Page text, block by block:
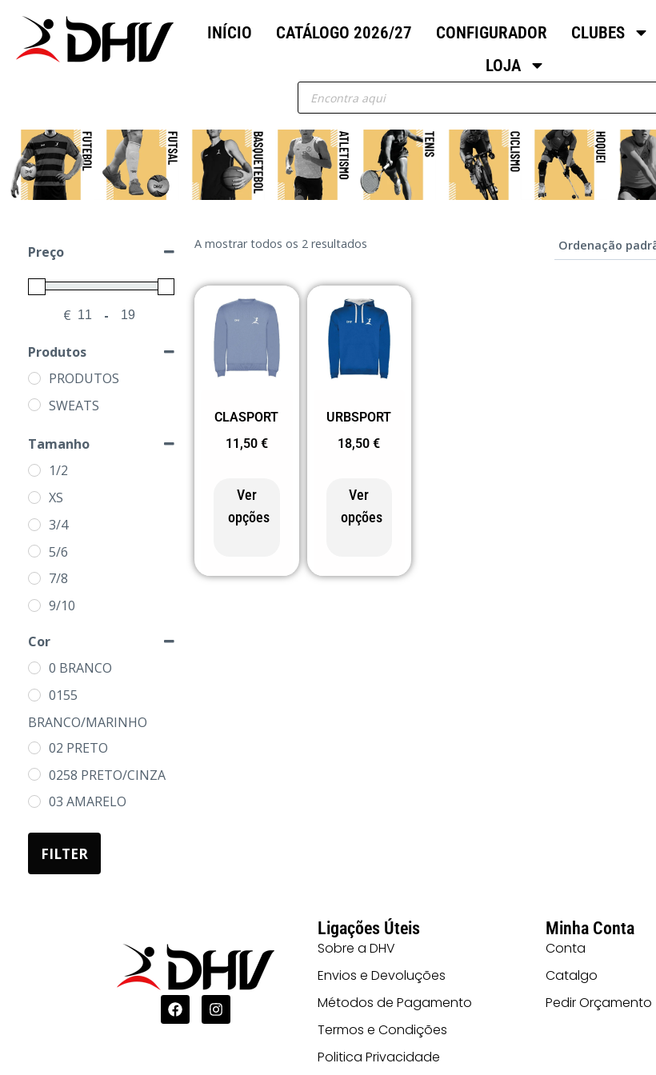
INÍCIO CATÁLOGO 2026/27 CONFIGURADOR CLUBES
LOJA
Preço
€ -
Produtos
PRODUTOS
SWEATS
Tamanho
1/2
XS
3/4
5/6
7/8
9/10
S
M
L
XL
2XL
3XL
Cor
0 BRANCO
0155
BRANCO/MARINHO
02 PRETO
0258 PRETO/CINZA
03 AMARELO
05 AZUL
0501 AZUL E
FILTER
A mostrar todos os 2 resultados
CLASPORT
11,50 €
Ver
opções
URBSPORT
18,50€
Ver
opções
Ligações Úteis
Sobre a DHV
Envios e Devoluções
Métodos de Pagamento
Termos e Condições
Politica Privacidade
Minha Conta
Conta
Catalgo
Pedir Orçamento